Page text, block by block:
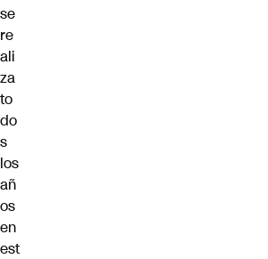
se
re
ali
za
to
do
s
los
añ
os
en
est